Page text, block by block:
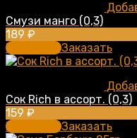
Смузи манго (0,3)
189 ₽
В корзинуЗаказать
Сок Rich в ассорт. (0,3)
159 ₽
В корзинуЗаказать